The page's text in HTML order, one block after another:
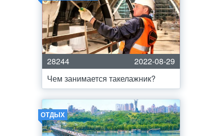
28244
2022-08-29
Чем занимается такелажник?
ОТДЫХ